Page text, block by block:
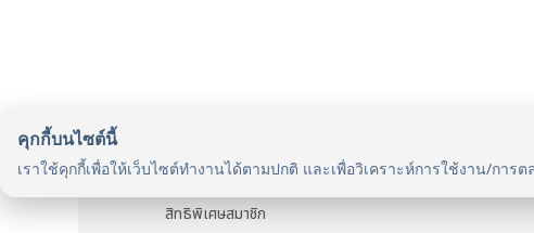
คุกกี้บนไซต์นี้
เราใช้คุกกี้เพื่อให้เว็บไซต์ทำงานได้ตามปกติ และเพื่อวิเคราะห์การใช้งาน/กา
สิทธิพิเศษสมาชิก